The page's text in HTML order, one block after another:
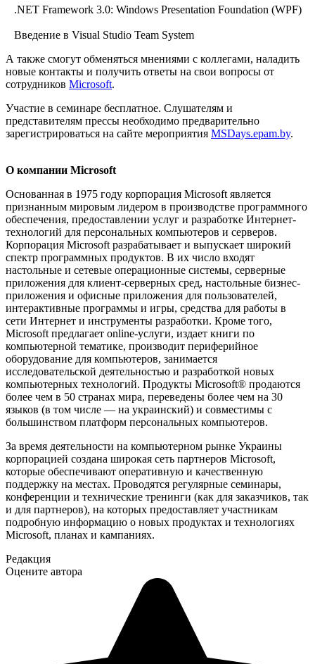
.NET Framework 3.0: Windows Presentation Foundation (WPF)
Введение в Visual Studio Team System
А также смогут обменяться мнениями с коллегами, наладить
новые контакты и получить ответы на свои вопросы от
сотрудников Microsoft.
Участие в семинаре бесплатное. Слушателям и
представителям прессы необходимо предварительно
зарегистрироваться на сайте мероприятия MSDays.epam.by.
О компании Microsoft
Основанная в 1975 году корпорация Microsoft является
признанным мировым лидером в производстве программного
обеспечения, предоставлении услуг и разработке Интернет-
технологий для персональных компьютеров и серверов.
Корпорация Microsoft разрабатывает и выпускает широкий
спектр программных продуктов. В их число входят
настольные и сетевые операционные системы, серверные
приложения для клиент-серверных сред, настольные бизнес-
приложения и офисные приложения для пользователей,
интерактивные программы и игры, средства для работы в
сети Интернет и инструменты разработки. Кроме того,
Microsoft предлагает online-услуги, издает книги по
компьютерной тематике, производит периферийное
оборудование для компьютеров, занимается
исследовательской деятельностью и разработкой новых
компьютерных технологий. Продукты Microsoft® продаются
более чем в 50 странах мира, переведены более чем на 30
языков (в том числе — на украинский) и совместимы с
большинством платформ персональных компьютеров.
За время деятельности на компьютерном рынке Украины
корпорацией создана широкая сеть партнеров Microsoft,
которые обеспечивают оперативную и качественную
поддержку на местах. Проводятся регулярные семинары,
конференции и технические тренинги (как для заказчиков, так
и для партнеров), на которых предоставляет участникам
подробную информацию о новых продуктах и технологиях
Microsoft, планах и кампаниях.
Редакция
Оцените автора